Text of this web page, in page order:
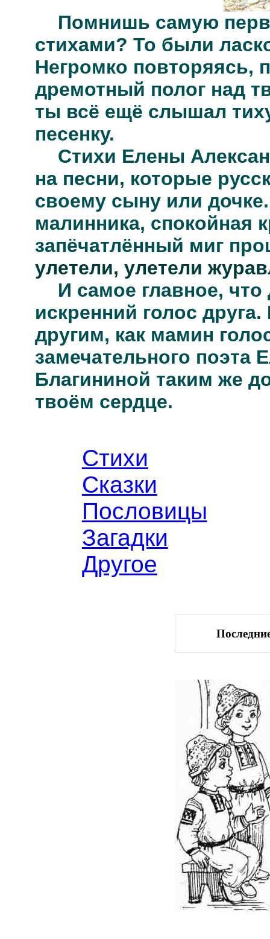
Помнишь самую
стихами? То были
Негромко повторяясь,
дремотный полог над
ты всё ещё слышал
песенку.
Стихи Елены
на песни, которые
своему сыну или
малинника, спокойная
запёчатлённый миг
улетели, улетели
И самое главное,
искренний голос
другим, как мамин
замечательного
Благининой таким же
твоём сердце.
Стихи
Сказки
Пословицы
Загадки
Другое